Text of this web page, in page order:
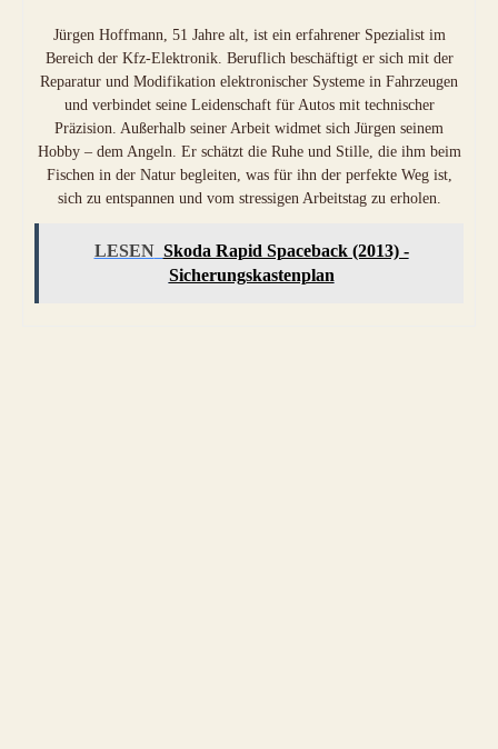
Jürgen Hoffmann, 51 Jahre alt, ist ein erfahrener Spezialist im
Bereich der Kfz-Elektronik. Beruflich beschäftigt er sich mit der
Reparatur und Modifikation elektronischer Systeme in Fahrzeugen
und verbindet seine Leidenschaft für Autos mit technischer
Präzision. Außerhalb seiner Arbeit widmet sich Jürgen seinem
Hobby – dem Angeln. Er schätzt die Ruhe und Stille, die ihm beim
Fischen in der Natur begleiten, was für ihn der perfekte Weg ist,
sich zu entspannen und vom stressigen Arbeitstag zu erholen.
LESEN Skoda Rapid Spaceback (2013) -
Sicherungskastenplan